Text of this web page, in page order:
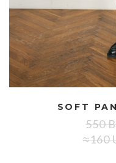
SOFT
550
≈160